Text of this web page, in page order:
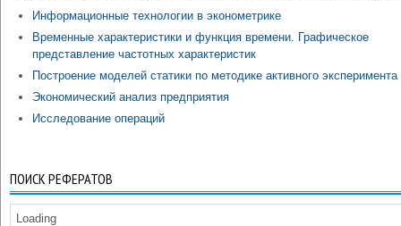
Информационные технологии в эконометрике
Временные характеристики и функция времени. Графическое
представление частотных характеристик
Построение моделей статики по методике активного эксперимента
Экономический анализ предприятия
Исследование операций
ПОИСК РЕФЕРАТОВ
Loading